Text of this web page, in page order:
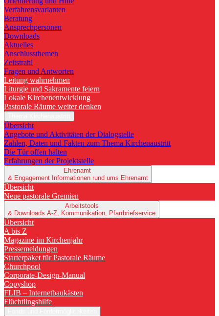
Verfahrensvarianten
Beratung
Ansprechpersonen
Downloads
Aktuelles
Anschlussthemen
Zeitstrahl
Fragen und Antworten
Leitung wahrnehmen
Liturgie und Sakramente feiern
Lokale Kirchenentwicklung
Pastorale Räume weiter denken
Übersicht
Angebote und Aktivitäten der Dialogstelle
Zahlen, Daten und Fakten zum Thema Kirchenaustritt
Die Tür offen halten
Erfahrungen der Projektstelle
Ehrenamt
& Engagement Informationen rund ums Ehrenamt
Übersicht
Neue pastorale Gremien
Arbeitstools
& Downloads A-Z, Kommunikation, Pfarrbriefservice
Übersicht
A bis Z
Magazine im Kirchenjahr
Pressemeldungen
Starterpaket für Pastorale Räume
Churchpool
Corporate-Design-Manual
Copyshop
FLIB – Internetbaukästen
Flüchtlingshilfe